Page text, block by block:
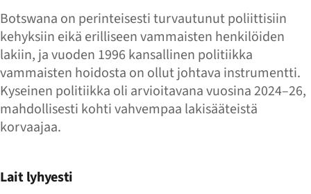
Botswana on perinteisesti turvautunut poliittisiin
kehyksiin eikä erilliseen vammaisten henkilöiden
lakiin, ja vuoden 1996 kansallinen politiikka
vammaisten hoidosta on ollut johtava instrumentti.
Kyseinen politiikka oli arvioitavana vuosina 2024–26,
mahdollisesti kohti vahvempaa lakisääteistä
korvaajaa.
Lait lyhyesti